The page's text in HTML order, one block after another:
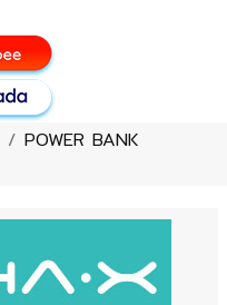
POWER BANK